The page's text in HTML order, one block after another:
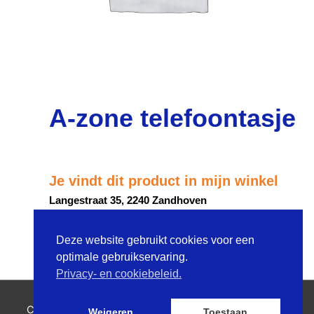
A-zone telefoontasje
Je vindt dit product in mijn winkel
Langestraat 35, 2240 Zandhoven
ROUTEBESCHRIJVING
Copyright © 2026Ilse Van der Schraelen| Powered by
Deze website gebruikt cookies voor een
optimale gebruikservaring.
Privacy- en cookiebeleid.